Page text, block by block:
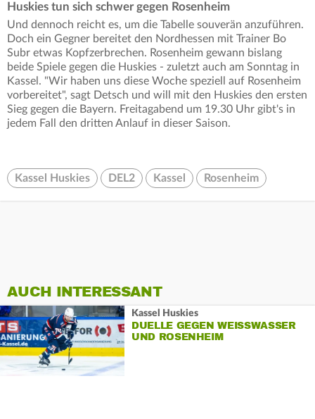
Huskies tun sich schwer gegen Rosenheim
Und dennoch reicht es, um die Tabelle souverän anzuführen.
Doch ein Gegner bereitet den Nordhessen mit Trainer Bo
Subr etwas Kopfzerbrechen. Rosenheim gewann bislang
beide Spiele gegen die Huskies - zuletzt auch am Sonntag in
Kassel. "Wir haben uns diese Woche speziell auf Rosenheim
vorbereitet", sagt Detsch und will mit den Huskies den ersten
Sieg gegen die Bayern. Freitagabend um 19.30 Uhr gibt's in
jedem Fall den dritten Anlauf in dieser Saison.
Kassel Huskies DEL2 Kassel Rosenheim
AUCH INTERESSANT
Kassel Huskies
DUELLE GEGEN WEISSWASSER U
ND ROSENHEIM